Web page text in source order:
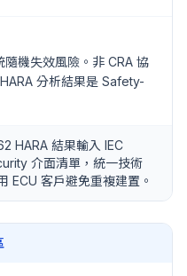
機失效風險。非 CRA 協
分析結果是 Safety-
HARA 結果輸入 IEC
介面清單，統一技術
ECU 客戶避免重複建置。